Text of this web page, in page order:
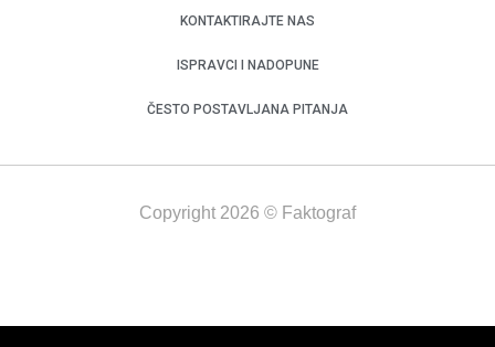
KONTAKTIRAJTE NAS
ISPRAVCI I NADOPUNE
ČESTO POSTAVLJANA PITANJA
Copyright 2026 © Faktograf